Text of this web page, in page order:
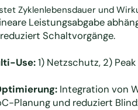
Zyklenlebensdauer und
Leistungsabgabe
Schaltvorgänge.
Use:1) Netzschutz, 2)
Integration von
Planung und reduziert